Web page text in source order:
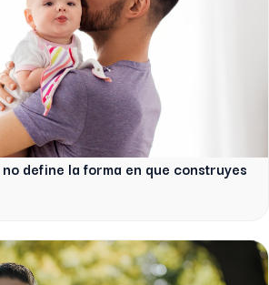
define la forma en que construyes